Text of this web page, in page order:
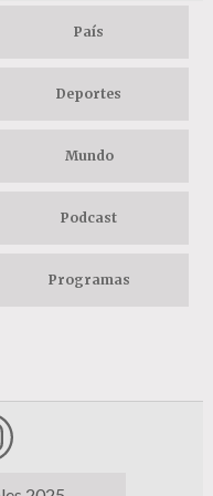
País
Deportes
Mundo
Podcast
Programas